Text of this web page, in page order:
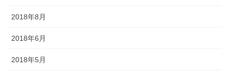
2018年8月
2018年6月
2018年5月